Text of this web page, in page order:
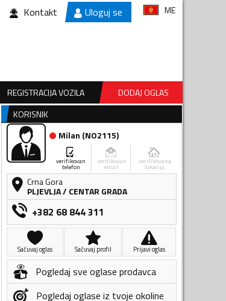
Kontakt Uloguj se ME
REGISTRACIJA VOZILA
DODAJ OGLAS
KORISNIK
Milan (NO2115)
verifikovan
telefon
verifikovan
email
verifikovana
lokacija
Crna Gora
PLJEVLJA/ CENTAR GRADA
+382 68 844 311
Sačuvaj oglas Sačuvaj profil Prijavi oglas
Pogledaj sve oglase prodavca
Pogledaj oglase iz tvoje okoline